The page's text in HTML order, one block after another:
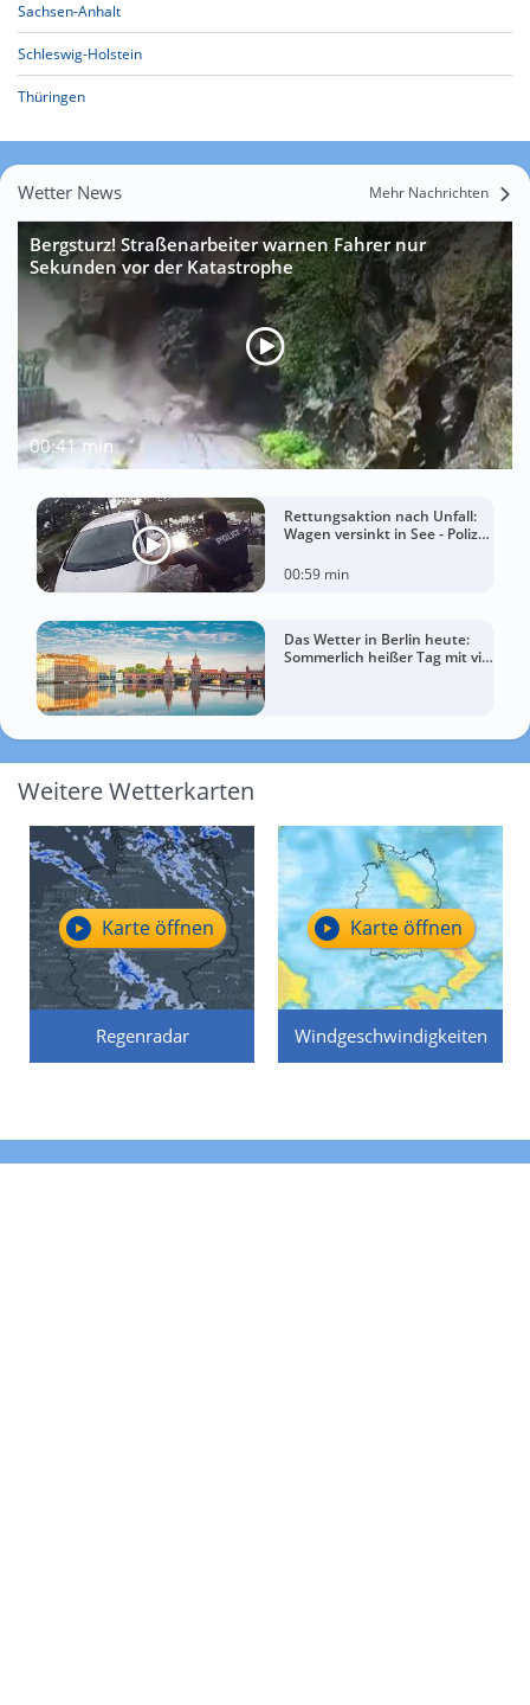
Sachsen-Anhalt
Schleswig-Holstein
Thüringen
Wetter News Mehr Nachrichten
Bergsturz! Straßenarbeiter warnen Fahrer nur
Sekunden vor der Katastrophe
00:41 min
Rettungsaktion nach Unfall:
Wagen versinkt in See - Polizei
00:59 min
Das Wetter in Berlin heute:
Sommerlich heißer Tag mit viel
Weitere Wetterkarten
Regenradar
Karte öffnen
Windgeschwindigkeiten
Karte öffnen